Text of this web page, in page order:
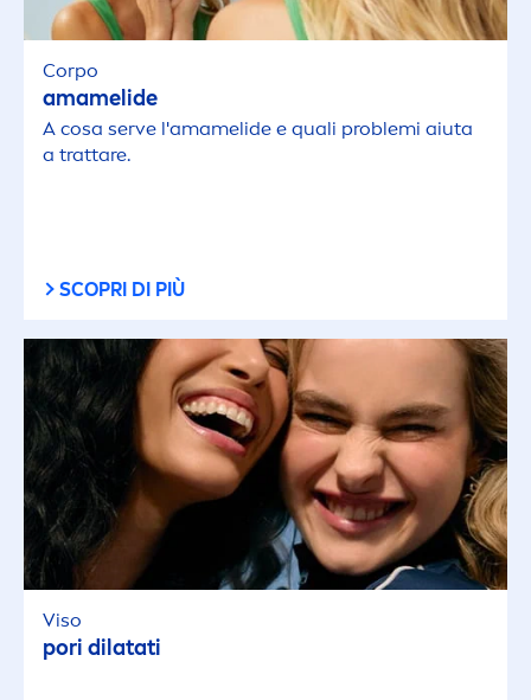
Corpo
amamelide
A cosa serve l'amamelide e quali problemi aiuta
a trattare.
SCOPRI DI PIÙ
Viso
pori dilatati